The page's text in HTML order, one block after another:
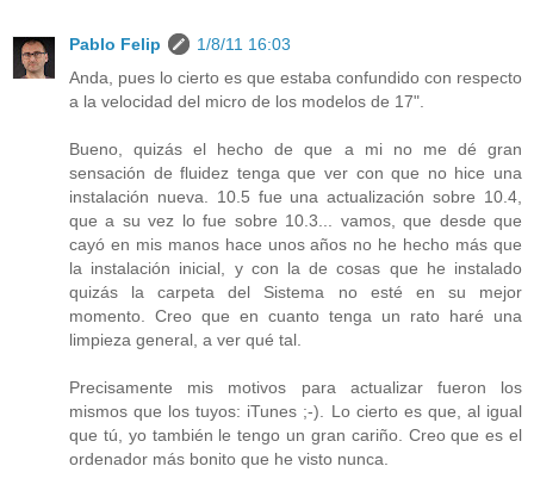
Pablo Felip
1/8/11 16:03
Anda, pues lo cierto es que estaba confundido con respecto
a la velocidad del micro de los modelos de 17".
Bueno, quizás el hecho de que a mi no me dé gran
sensación de fluidez tenga que ver con que no hice una
instalación nueva. 10.5 fue una actualización sobre 10.4,
que a su vez lo fue sobre 10.3... vamos, que desde que
cayó en mis manos hace unos años no he hecho más que
la instalación inicial, y con la de cosas que he instalado
quizás la carpeta del Sistema no esté en su mejor
momento. Creo que en cuanto tenga un rato haré una
limpieza general, a ver qué tal.
Precisamente mis motivos para actualizar fueron los
mismos que los tuyos: iTunes ;-). Lo cierto es que, al igual
que tú, yo también le tengo un gran cariño. Creo que es el
ordenador más bonito que he visto nunca.